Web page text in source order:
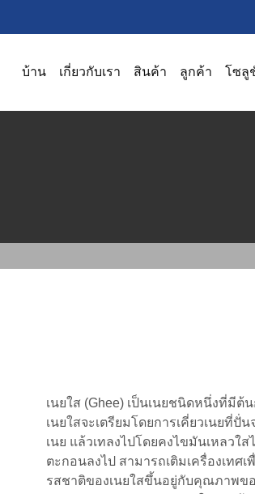
บ้าน เกี่ยวกับเรา สินค้า ลูกค้า โซลู
เนยใส (Ghee) เป็นเนยชนิดหนึ่งที่มีต้
เนยใสจะเตรียมโดยการเคี่ยวเนยที่ปั่
เนย แล้วเทลงไปโดยคงไขมันเหลวใ
ตะกอนลงไป สามารถเติมเครื่องเทศ
รสชาติของเนยใสขึ้นอยู่กับคุณภาพข